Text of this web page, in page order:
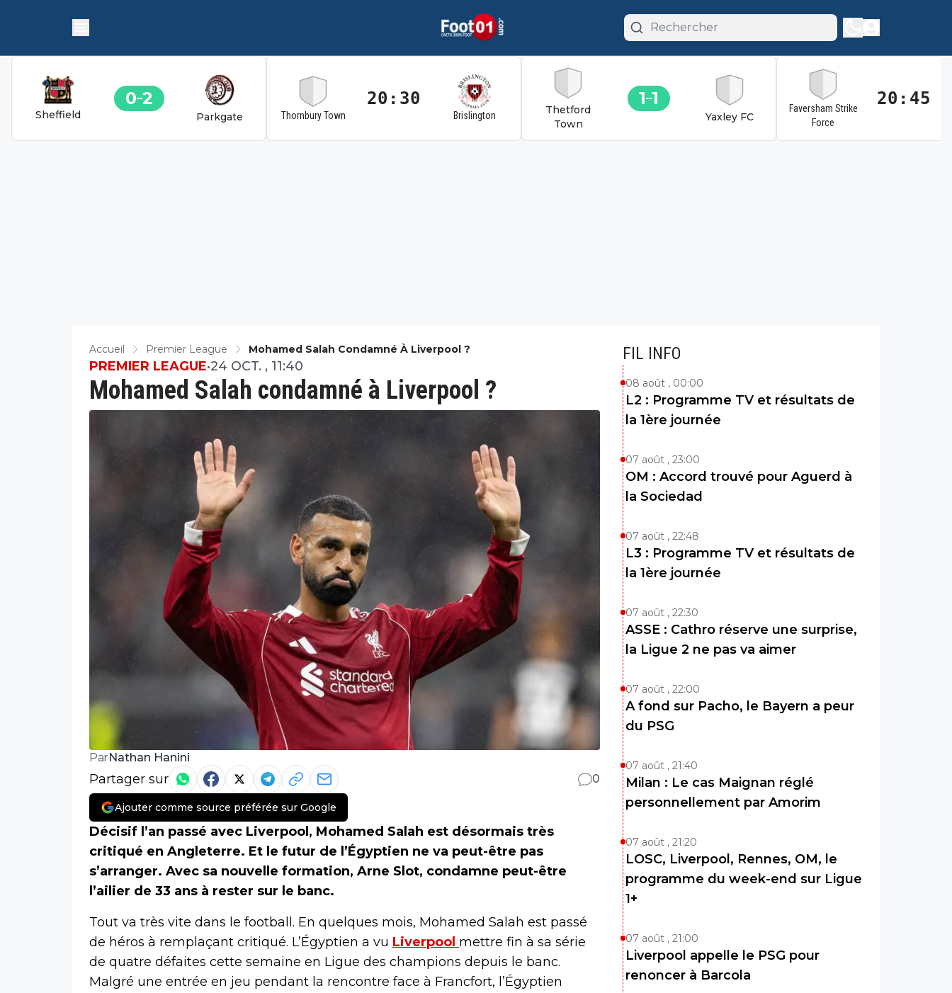
Sheffield
0 2
Parkgate Thornbury Town
20:30
Brislington
Thetford
Town
1 1
Yaxley FC
Faversham Strike
Force
20:45
Accueil Premier League Mohamed Salah Condamné À Liverpool ?
Mohamed Salah condamné à Liverpool ?
PREMIER LEAGUE•24 OCT. , 11:40
ParNathan Hanini
Partager sur 0
Ajouter comme source préférée sur Google
Décisif l’an passé avec Liverpool, Mohamed Salah est désormais très
critiqué en Angleterre. Et le futur de l’Égyptien ne va peut-être pas
s’arranger. Avec sa nouvelle formation, Arne Slot, condamne peut-être
l’ailier de 33 ans à rester sur le banc.
Tout va très vite dans le football. En quelques mois, Mohamed Salah est passé
de héros à remplaçant critiqué. L’Égyptien a vu Liverpool mettre fin à sa série
de quatre défaites cette semaine en Ligue des champions depuis le banc.
Malgré une entrée en jeu pendant la rencontre face à Francfort, l’Égyptien
FIL INFO
08 août , 00:00
L2 : Programme TV et résultats de
la 1ère journée
07 août , 23:00
OM : Accord trouvé pour Aguerd à
la Sociedad
07 août , 22:48
L3 : Programme TV et résultats de
la 1ère journée
07 août , 22:30
ASSE : Cathro réserve une surprise,
la Ligue 2 ne pas va aimer
07 août , 22:00
A fond sur Pacho, le Bayern a peur
du PSG
07 août , 21:40
Milan : Le cas Maignan réglé
personnellement par Amorim
07 août , 21:20
LOSC, Liverpool, Rennes, OM, le
programme du week-end sur Ligue
1+
07 août , 21:00
Liverpool appelle le PSG pour
renoncer à Barcola